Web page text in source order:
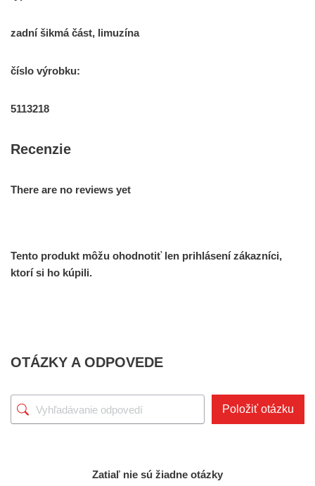
zadní šikmá část, limuzína
číslo výrobku:
5113218
Recenzie
There are no reviews yet
Tento produkt môžu ohodnotiť len prihlásení zákazníci,
ktorí si ho kúpili.
OTÁZKY A ODPOVEDE
Položiť otázku
Zatiaľ nie sú žiadne otázky